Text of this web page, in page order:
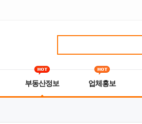
부동산정보 업체홍보